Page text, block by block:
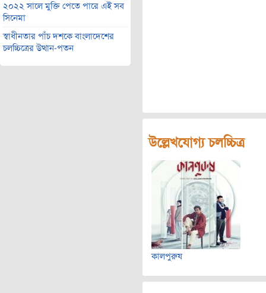
২০২২ সালে মুক্তি পেতে পারে এই সব
সিনেমা
স্বাধীনতার পাঁচ দশকে বাংলাদেশের
চলচ্চিত্রের উত্থান-পতন
উল্লেখযোগ্য চলচ্চিত্র
কালপুরুষ